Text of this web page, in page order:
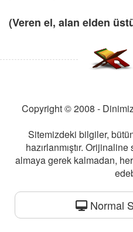
(Veren el, alan elden
Copyright © 2008 - Dinimiz
Sitemizdeki bilgiler,
hazırlanmıştır.
almaya gerek kalmadan,
Normal